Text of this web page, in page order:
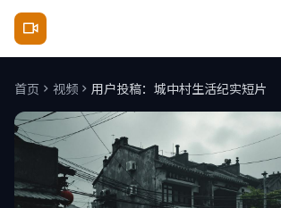
首页 视频 用户投稿：城中村生活纪实短片